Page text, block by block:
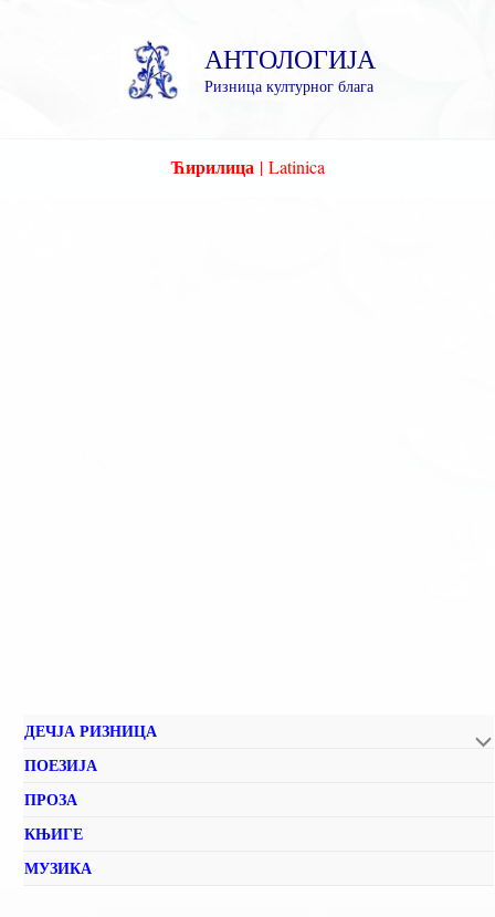
АНТОЛОГИЈА
Ризница културног блага
Ћирилица | Latinica
ДЕЧЈА РИЗНИЦА
ПОЕЗИЈА
ПРОЗА
КЊИГЕ
МУЗИКА